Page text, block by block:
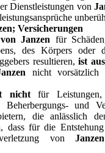
Dienstleistungen von
Versicherungen
Janzen für
des Körpers oder
resultieren, ist
nicht vorsätzlich
nichtfür
und
die anlässlich
dass für die
vonJanzen